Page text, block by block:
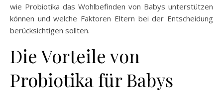
wie Probiotika das Wohlbefinden von Babys unterstützen
können und welche Faktoren Eltern bei der Entscheidung
berücksichtigen sollten.
Die Vorteile von
Probiotika für Babys